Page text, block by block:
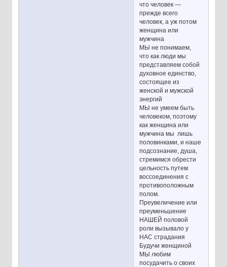
что человек —
прежде всего
человек, а уж потом
женщина или
мужчина
МЫ не понимаем,
что как люди мы
представляем собой
духовное единство,
состоящее из
женской и мужской
энергий
МЫ не умеем быть
человеком, поэтому
как женщина или
мужчина мы лишь
половинками, и наше
подсознание, душа,
стремимся обрести
цельность путем
воссоединения с
противоположным
полом.
Преувеличение или
преуменьшение
НАШЕЙ половой
роли вызывало у
НАС страдания
Будучи женщиной
МЫ любим
посудачить о своих